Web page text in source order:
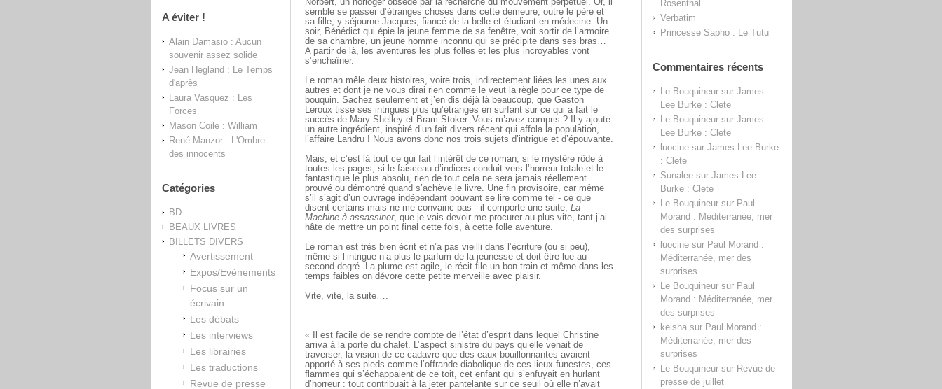
A éviter !
Alain Damasio : Aucun
souvenir assez solide
Jean Hegland : Le Temps
d'après
Laura Vasquez : Les
Forces
Mason Coile : William
René Manzor : L'Ombre
des innocents
Catégories
BD
BEAUX LIVRES
BILLETS DIVERS
Avertissement
Expos/Evènements
Focus sur un
écrivain
Les débats
Les interviews
Les librairies
Les traductions
Revue de presse
Rosenthal
Verbatim
Princesse Sapho : Le Tutu
Commentaires récents
Le Bouquineursur James
Lee Burke : Clete
Le Bouquineursur James
Lee Burke : Clete
luocinesur James Lee Burke
: Clete
Sunaleesur James Lee
Burke : Clete
Le Bouquineursur Paul
Morand : Méditerranée, mer
des surprises
luocinesur Paul Morand :
Méditerranée, mer des
surprises
Le Bouquineursur Paul
Morand : Méditerranée, mer
des surprises
keishasur Paul Morand :
Méditerranée, mer des
surprises
Le Bouquineursur Revue de
presse de juillet
Norbert, un horloger obsédé par la recherche du mouvement perpétuel. Or, il
semble se passer d’étranges choses dans cette demeure, outre le père et
sa fille, y séjourne Jacques, fiancé de la belle et étudiant en médecine. Un
soir, Bénédict qui épie la jeune femme de sa fenêtre, voit sortir de l’armoire
de sa chambre, un jeune homme inconnu qui se précipite dans ses bras…
A partir de là, les aventures les plus folles et les plus incroyables vont
s’enchaîner.
Le roman mêle deux histoires, voire trois, indirectement liées les unes aux
autres et dont je ne vous dirai rien comme le veut la règle pour ce type de
bouquin. Sachez seulement et j’en dis déjà là beaucoup, que Gaston
Leroux tisse ses intrigues plus qu’étranges en surfant sur ce qui a fait le
succès de Mary Shelley et Bram Stoker. Vous m’avez compris ? Il y ajoute
un autre ingrédient, inspiré d’un fait divers récent qui affola la population,
l’affaire Landru ! Nous avons donc nos trois sujets d’intrigue et d’épouvante.
Mais, et c’est là tout ce qui fait l’intérêt de ce roman, si le mystère rôde à
toutes les pages, si le faisceau d’indices conduit vers l’horreur totale et le
fantastique le plus absolu, rien de tout cela ne sera jamais réellement
prouvé ou démontré quand s’achève le livre. Une fin provisoire, car même
s’il s’agit d’un ouvrage indépendant pouvant se lire comme tel - ce que
disent certains mais ne me convainc pas - il comporte une suite, La
Machine à assassiner, que je vais devoir me procurer au plus vite, tant j’ai
hâte de mettre un point final cette fois, à cette folle aventure.
Le roman est très bien écrit et n’a pas vieilli dans l’écriture (ou si peu),
même si l’intrigue n’a plus le parfum de la jeunesse et doit être lue au
second degré. La plume est agile, le récit file un bon train et même dans les
temps faibles on dévore cette petite merveille avec plaisir.
Vite, vite, la suite….
« Il est facile de se rendre compte de l’état d’esprit dans lequel Christine
arriva à la porte du chalet. L’aspect sinistre du pays qu’elle venait de
traverser, la vision de ce cadavre que des eaux bouillonnantes avaient
apporté à ses pieds comme l’offrande diabolique de ces lieux funestes, ces
flammes qui s’échappaient de ce toit, cet enfant qui s’enfuyait en hurlant
d’horreur : tout contribuait à la jeter pantelante sur ce seuil où elle n’avait